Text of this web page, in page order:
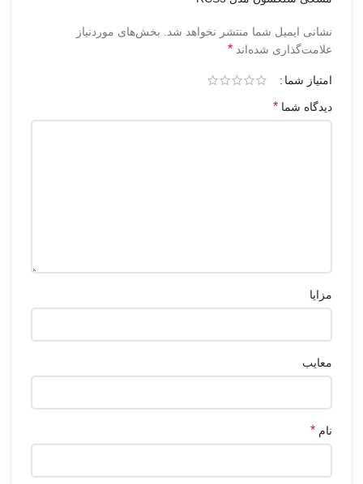
نشانی ایمیل شما منتشر نخواهد شد.
بخش‌های موردنیاز
علامت‌گذاری شده‌اند *
امتیاز شما
دیدگاه شما *
مزایا
معایب
نام *